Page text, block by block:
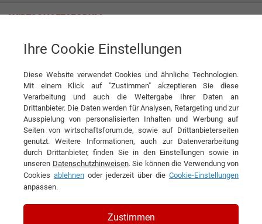
Allu Deutschland GmbH
KONTAKT
Allu Deutschland GmbH
Ihre Cookie Einstellungen
Diese Website verwendet Cookies und ähnliche Technologien.
Mit einem Klick auf "Zustimmen" akzeptieren Sie diese
Verarbeitung und auch die Weitergabe Ihrer Daten an
Drittanbieter. Die Daten werden für Analysen, Retargeting und zur
Ausspielung von personalisierten Inhalten und Werbung auf
Seiten von wirtschaftsforum.de, sowie auf Drittanbieterseiten
genutzt. Weitere Informationen, auch zur Datenverarbeitung
durch Drittanbieter, finden Sie in den Einstellungen sowie in
unseren Datenschutzhinweisen. Sie können die Verwendung von
Cookies ablehnen oder jederzeit über die Cookie-Einstellungen
anpassen.
Zustimmen